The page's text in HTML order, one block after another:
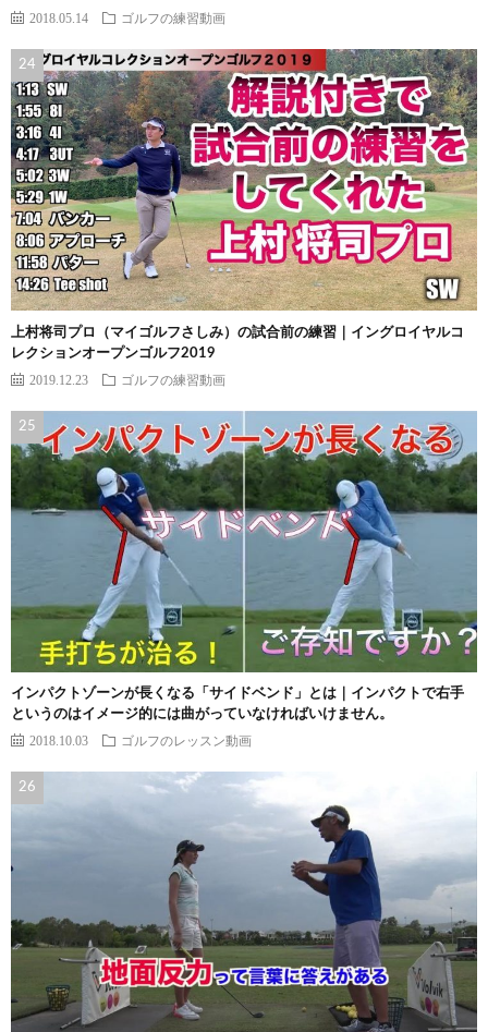
2018.05.14 ゴルフの練習動画
上村将司プロ（マイゴルフさしみ）の試合前の練習｜イングロイヤルコ
レクションオープンゴルフ2019
2019.12.23 ゴルフの練習動画
インパクトゾーンが長くなる「サイドベンド」とは｜インパクトで右手
というのはイメージ的には曲がっていなければいけません。
2018.10.03 ゴルフのレッスン動画